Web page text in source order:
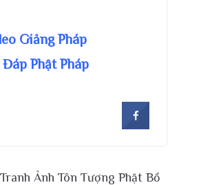
Giảng Pháp
Phật Pháp
Ảnh Tôn Tượng Phật Bồ